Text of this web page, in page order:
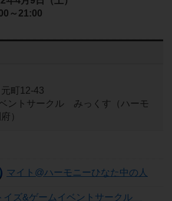
～21:00
町12-43
ベントサークル みっくす（ハーモ
）
マイト@ハーモニーひなた中の人